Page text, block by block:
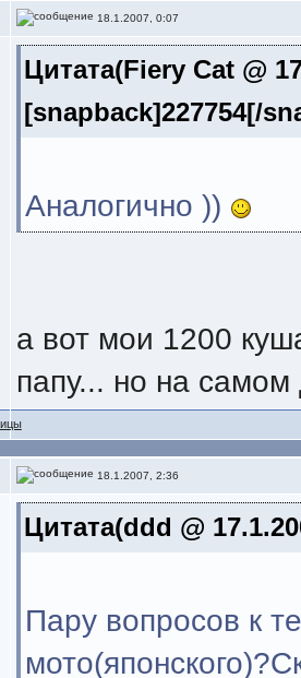
18.1.2007, 0:07
Цитата(Fiery Cat @
[snapback]227754[/
Аналогично ))
а вот мои 1200
папу... но на самом
18.1.2007, 2:36
Цитата(ddd @
Пару вопросов к